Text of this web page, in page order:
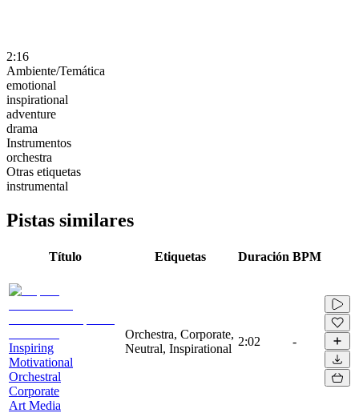
2:16
Ambiente/Temática
emotional
inspirational
adventure
drama
Instrumentos
orchestra
Otras etiquetas
instrumental
Pistas similares
Título Etiquetas Duración BPM
Inspiring
Motivational
Orchestral
Corporate
Art Media
Orchestra, Corporate,
Neutral, Inspirational
2:02 -